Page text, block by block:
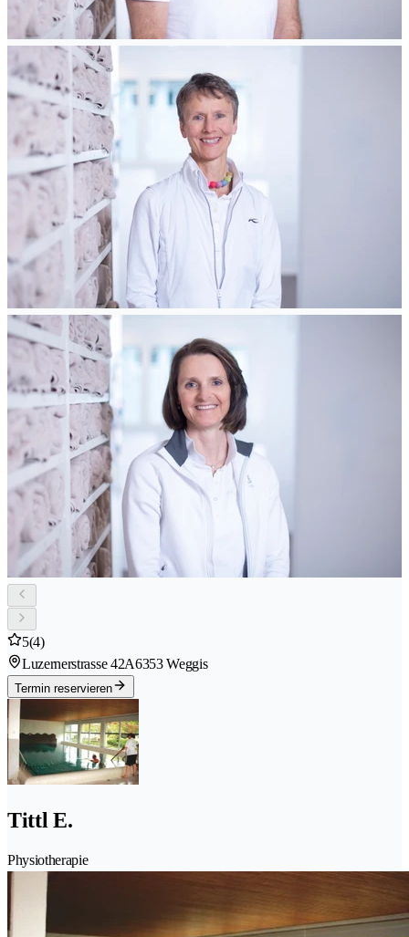
5(4)
Luzernerstrasse 42A6353 Weggis
Termin reservieren
Tittl E.
Physiotherapie